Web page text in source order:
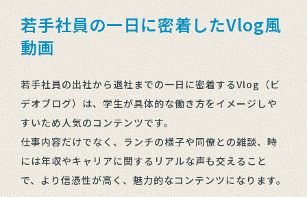
若手社員の一日に密着したVlog風
動画
若手社員の出社から退社までの一日に密着するVlog（ビ
デオブログ）は、学生が具体的な働き方をイメージしや
すいため人気のコンテンツです。
仕事内容だけでなく、ランチの様子や同僚との雑談、時
には年収やキャリアに関するリアルな声も交えること
で、より信憑性が高く、魅力的なコンテンツになります。